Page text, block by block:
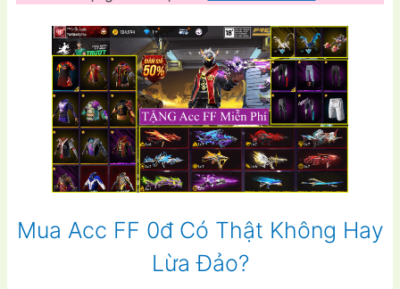
Mua Acc FF 0đ Có Thật Không Hay
Lừa Đảo?